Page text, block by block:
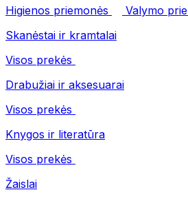
Higienos priemonės
Valymo
Skanėstai ir kramtalai
Visos prekės
Drabužiai ir aksesuarai
Visos prekės
Knygos ir literatūra
Visos prekės
Žaislai